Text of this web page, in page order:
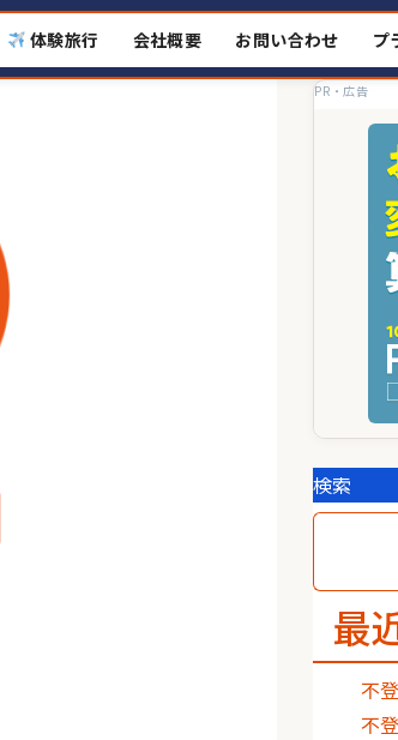
体験旅行 会社概要 お問い合わせ プ
PR・広告
検索
最
不
不